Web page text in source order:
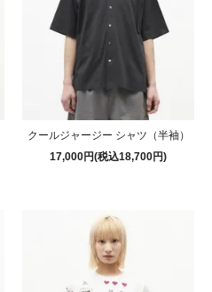
クールジャージー シャツ（半袖）
17,000円(税込18,700円)